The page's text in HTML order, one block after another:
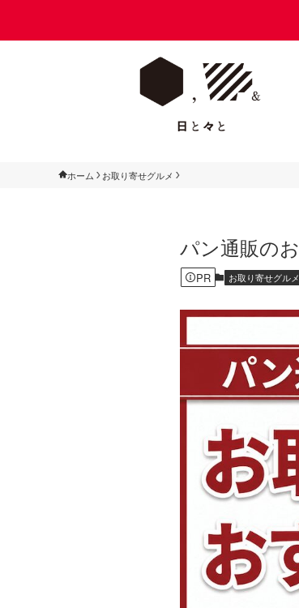
ホーム お取り寄せグルメ
パン通販の
PR お取り寄せグルメ